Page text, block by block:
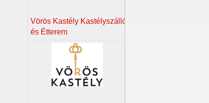
Vörös Kastély Kastélyszálló
és Étterem